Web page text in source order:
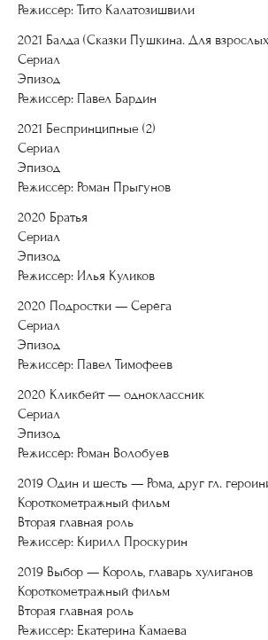
Режиссёр: Тито Калатозишвили
2021 Балда (Сказки Пушкина. Для
Сериал
Эпизод
Режиссёр: Павел Бардин
2021 Беспринципные (2)
Сериал
Эпизод
Режиссёр: Роман Прыгунов
2020 Братья
Сериал
Эпизод
Режиссёр: Илья Куликов
2020 Подростки — Серёга
Сериал
Эпизод
Режиссёр: Павел Тимофеев
2020 Кликбейт — одноклассник
Сериал
Эпизод
Режиссёр: Роман Волобуев
2019 Один и шесть — Рома, друг гл.
Короткометражный фильм
Вторая главная роль
Режиссёр: Кирилл Проскурин
2019 Выбор — Король, главарь хулиганов
Короткометражный фильм
Вторая главная роль
Режиссёр: Екатерина Камаева